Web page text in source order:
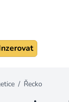
/ Řecko